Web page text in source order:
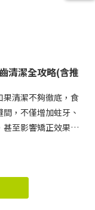
清潔全攻略(含推
果清潔不夠徹底，食
，不僅增加蛀牙、
至影響矯正效果。
麼矯正期間的牙齒
到位。矯正牙齒清
清潔工具推薦與使